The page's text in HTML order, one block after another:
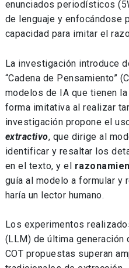
enunciados periodísticos
de lenguaje y enfocándose
capacidad para imitar el
La investigación introduce
“Cadena de Pensamiento”
modelos de IA que tienen
forma imitativa al realizar
investigación propone el
extractivo, que dirige al
identificar y resaltar los
en el texto, y el
guía al modelo a formular y
haría un lector humano.
Los experimentos
(LLM) de última
COT propuestas superan